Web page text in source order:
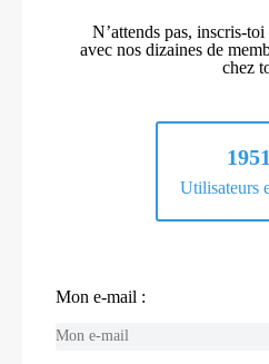
N’attends pas, inscris-
avec nos dizaines de
chez
1951
Utilisateurs
Mon e-mail :